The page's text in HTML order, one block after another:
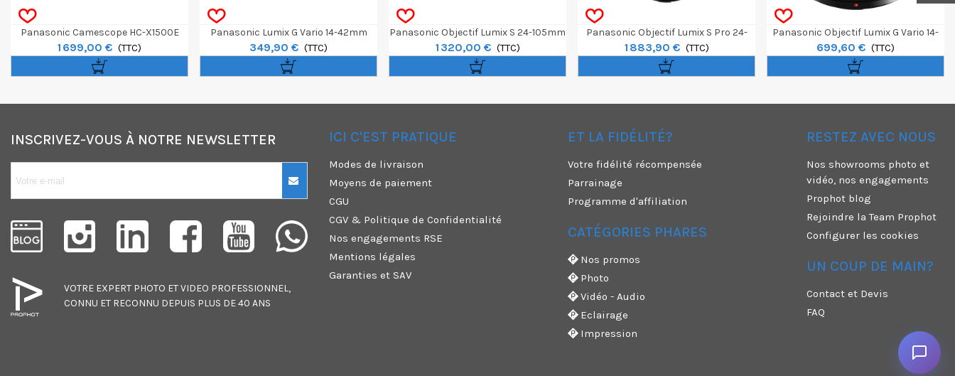
Panasonic Camescope HC-X1500E
1 699,00 € (TTC)
Panasonic Lumix G Vario 14-42mm
F/3.5-5.6 II ASPH MEGA O.I.S
349,90 € (TTC)
Panasonic Objectif Lumix S 24-105mm
F/4 Macro OIS
1 320,00 € (TTC)
Panasonic Objectif Lumix S Pro 24-
70mm F/2.8
1 883,90 € (TTC)
Panasonic Objectif Lumix G Vario 14-
140mm F/3.5-5.6 ASPH Power OIS
699,60 € (TTC)
INSCRIVEZ-VOUS À NOTRE NEWSLETTER
VOTRE EXPERT PHOTO ETVIDEO PROFESSIONNEL,
CONNU ET RECONNU DEPUIS PLUS DE 40 ANS
ICI C'EST PRATIQUE
Modes de livraison
Moyens de paiement
CGU
CGV & Politique de Confidentialité
Nos engagements RSE
Mentions légales
Garanties et SAV
ET LA FIDÉLITÉ?
Votre fidélité récompensée
Parrainage
Programme d'affiliation
CATÉGORIES PHARES
Nos promos
Photo
Vidéo - Audio
Eclairage
Impression
RESTEZ AVEC NOUS
Nos showrooms photo et
vidéo, nos engagements
Prophot blog
Rejoindre la Team Prophot
Configurer les cookies
UN COUP DE MAIN?
Contact et Devis
FAQ
10€ OFFERTS sur
votre premier
achat !
Consultez notre politique de
confidentialité.